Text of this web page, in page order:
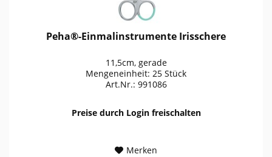
Peha®-Einmalinstrumente Irisschere
11,5cm, gerade
Mengeneinheit: 25 Stück
Art.Nr.: 991086
Preise durch Login freischalten
Merken